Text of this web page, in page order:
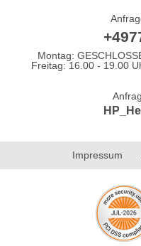
Montag:
Freitag: 16.00 - 19.00
Impressum